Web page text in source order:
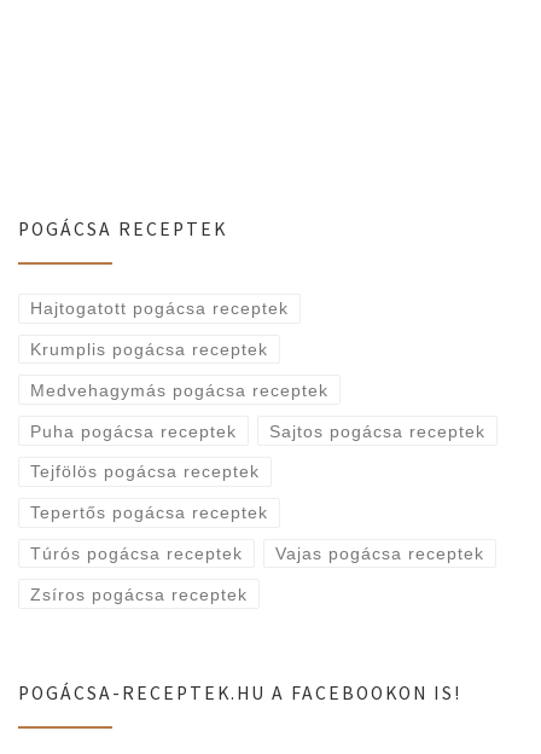
POGÁCSA RECEPTEK
Hajtogatott pogácsa receptek
Krumplis pogácsa receptek
Medvehagymás pogácsa receptek
Puha pogácsa receptek Sajtos pogácsa receptek
Tejfölös pogácsa receptek
Tepertős pogácsa receptek
Túrós pogácsa receptek Vajas pogácsa receptek
Zsíros pogácsa receptek
POGÁCSA-RECEPTEK.HU A FACEBOOKON IS!